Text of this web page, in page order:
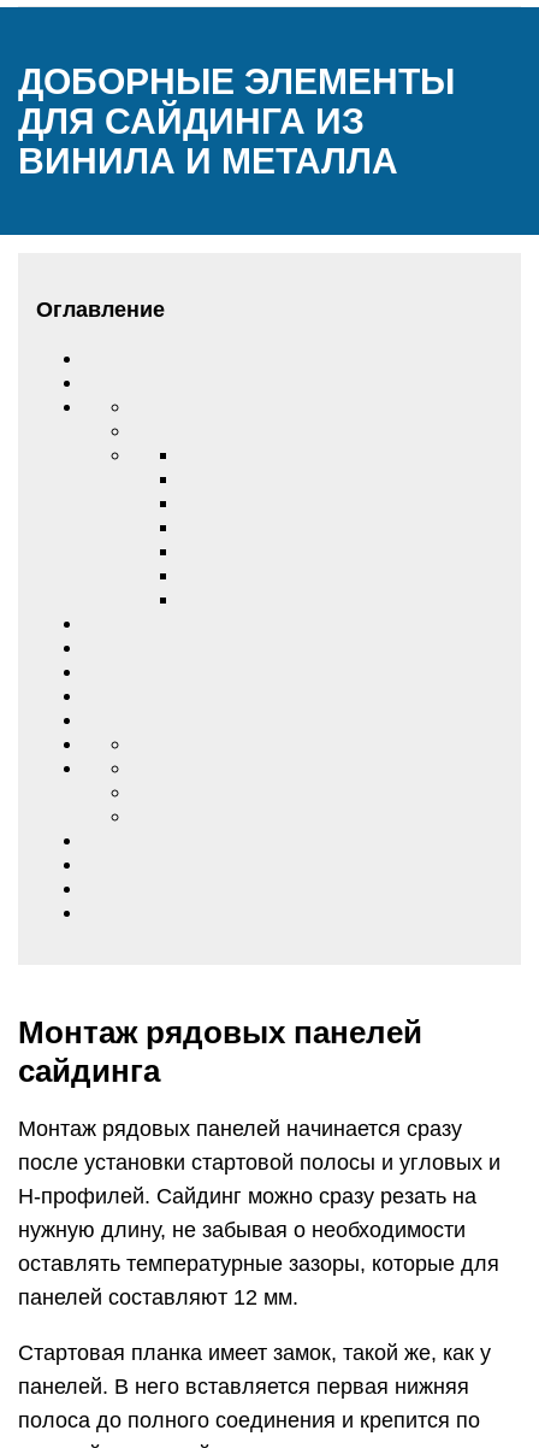
ДОБОРНЫЕ ЭЛЕМЕНТЫ
ДЛЯ САЙДИНГА ИЗ
ВИНИЛА И МЕТАЛЛА
Оглавление
Монтаж рядовых панелей
сайдинга
Монтаж рядовых панелей начинается сразу
после установки стартовой полосы и угловых и
Н-профилей. Сайдинг можно сразу резать на
нужную длину, не забывая о необходимости
оставлять температурные зазоры, которые для
панелей составляют 12 мм.
Стартовая планка имеет замок, такой же, как у
панелей. В него вставляется первая нижняя
полоса до полного соединения и крепится по